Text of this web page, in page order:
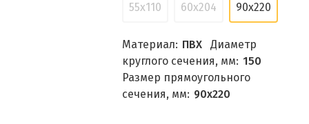
55x110 60x204 90x220
Материал: ПВХ
Диаметр
круглого сечения, мм: 150
Размер прямоугольного
сечения, мм: 90x220